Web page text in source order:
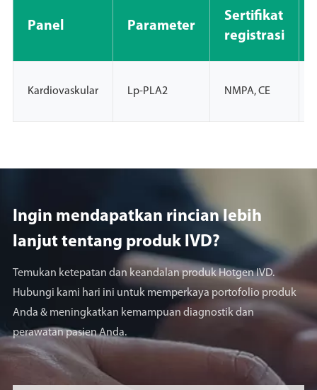
Panel Parameter
Sertifikat
registrasi
Kardiovaskular Lp-PLA2 NMPA, CE
Ingin mendapatkan rincian lebih
lanjut tentang produk lVD?
Temukan ketepatan dan keandalan produk Hotgen IVD.
Hubungi kami hari ini untuk memperkaya portofolio produk
Anda & meningkatkan kemampuan diagnostik dan
perawatan pasien Anda.